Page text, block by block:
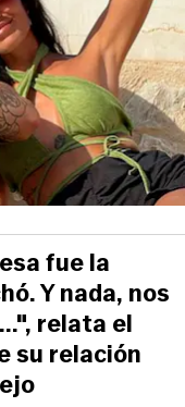
fue la
Y nada, nos
relata el
su relación